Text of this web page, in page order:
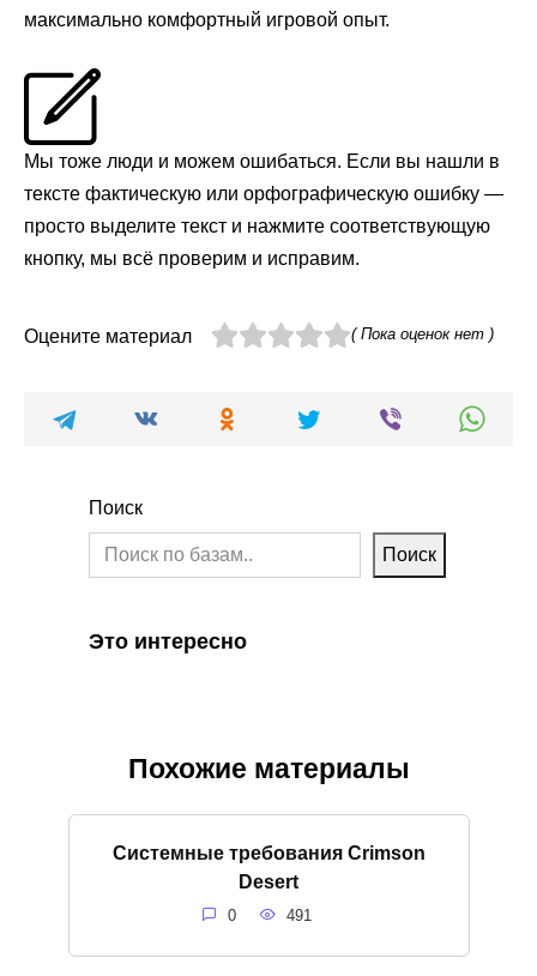
максимально комфортный игровой опыт.
Мы тоже люди и можем ошибаться. Если вы нашли в
тексте фактическую или орфографическую ошибку —
просто выделите текст и нажмите соответствующую
кнопку, мы всё проверим и исправим.
Оцените материал ( Пока оценок нет )
Поиск
Поиск
Это интересно
Похожие материалы
Системные требования Crimson
Desert
0 491